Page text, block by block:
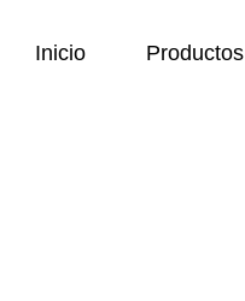
Inicio Productos